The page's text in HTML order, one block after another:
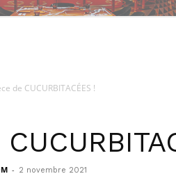
de CUCURBITACÉES !
- 2 novembre 2021